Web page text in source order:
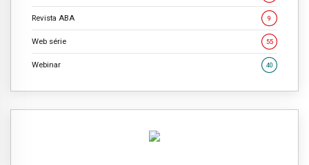
Revista ABA 9
Web série 55
Webinar 40